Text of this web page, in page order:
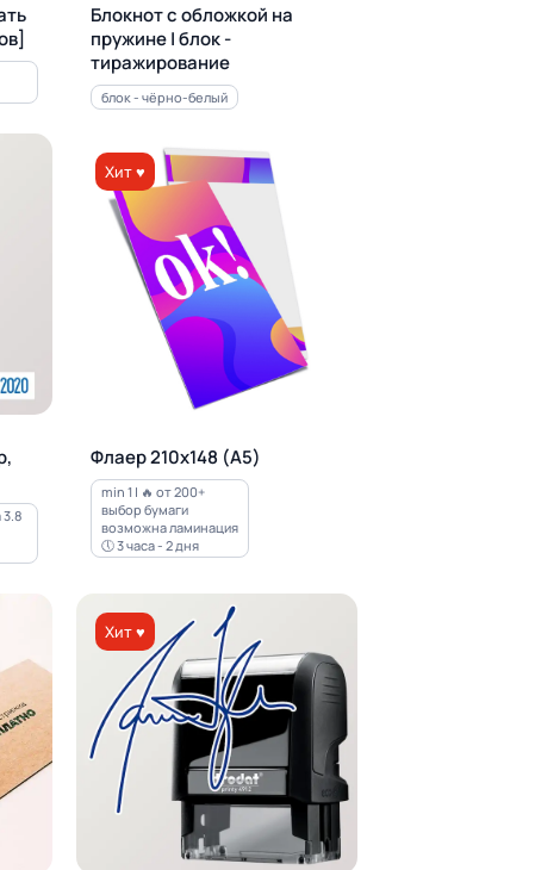
Блокнот с обложкой на
пружине | блок -
тиражирование
блок - чёрно-белый
3.8
Хит ♥
Флаер 210х148 (А5)
min 1 | 🔥 от 200+
выбор бумаги
возможна ламинация
🕔 3 часа - 2 дня
Хит ♥